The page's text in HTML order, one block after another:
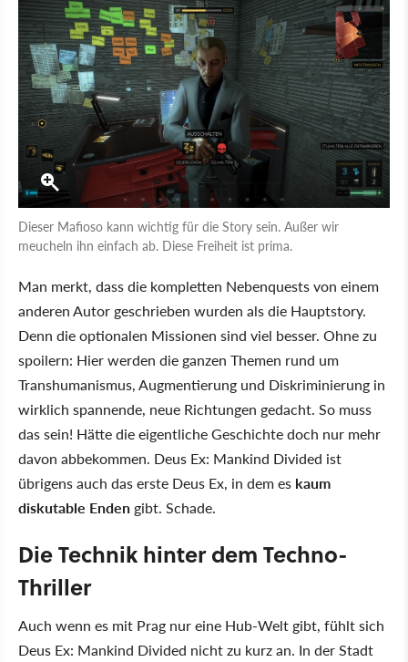
Dieser Mafioso kann wichtig für die Story sein. Außer wir
meucheln ihn einfach ab. Diese Freiheit ist prima.
Man merkt, dass die kompletten Nebenquests von einem
anderen Autor geschrieben wurden als die Hauptstory.
Denn die optionalen Missionen sind viel besser. Ohne zu
spoilern: Hier werden die ganzen Themen rund um
Transhumanismus, Augmentierung und Diskriminierung in
wirklich spannende, neue Richtungen gedacht. So muss
das sein! Hätte die eigentliche Geschichte doch nur mehr
davon abbekommen. Deus Ex: Mankind Divided ist
übrigens auch das erste Deus Ex, in dem es kaum
diskutable Enden gibt. Schade.
Die Technik hinter dem Techno-
Thriller
Auch wenn es mit Prag nur eine Hub-Welt gibt, fühlt sich
Deus Ex: Mankind Divided nicht zu kurz an. In der Stadt